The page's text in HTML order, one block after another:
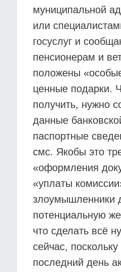
муниципальной
или
госуслуг и
пенсионерам и
положены
ценные подарки.
получить, нужно
данные
паспортные
смс. Якобы это
«оформления
«уплаты
злоумышленники
потенциальную
что сделать всё
сейчас, поскольку
последний день